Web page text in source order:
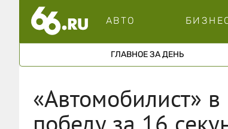
АВТО
ГЛАВНОЕ ЗА ДЕНЬ
«Автомобилист»
победу за 16